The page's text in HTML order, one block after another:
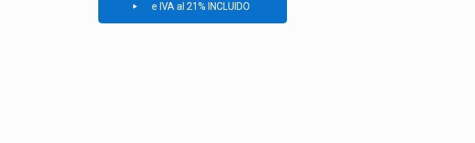
e IVA al 21% INCLUIDO